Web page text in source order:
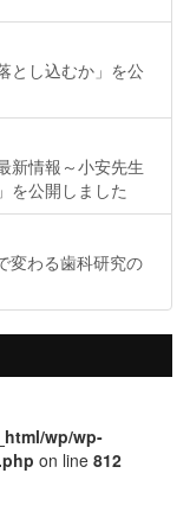
とし込むか」を公
新情報～小安先生
を公開しました
変わる歯科研究の
wp/wp-
on line 812